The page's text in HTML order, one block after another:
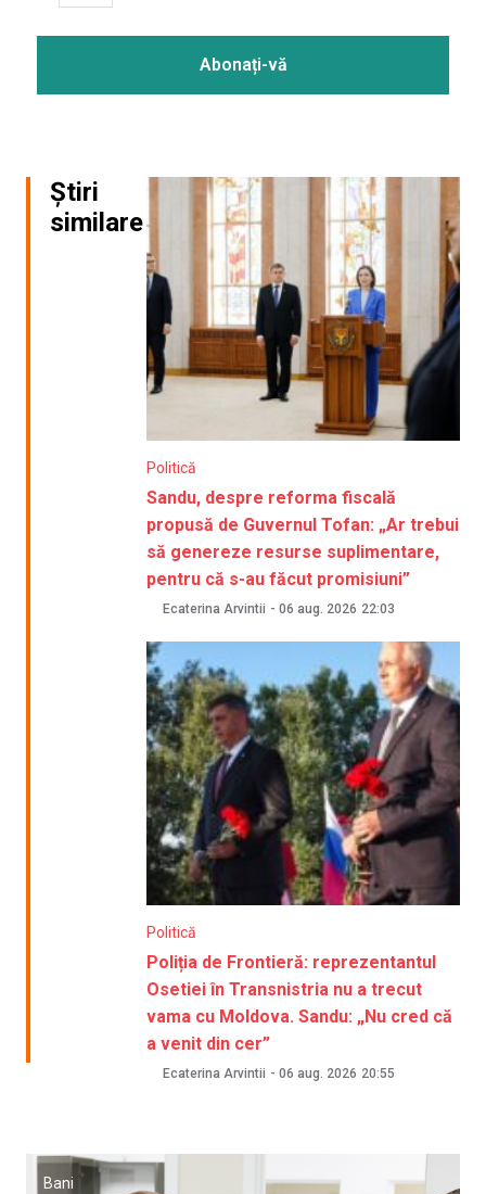
Știri
similare
Politică
Sandu, despre reforma fiscală
propusă de Guvernul Tofan: „Ar trebui
să genereze resurse suplimentare,
pentru că s-au făcut promisiuni”
Ecaterina Arvintii - 06 aug. 2026 22:03
Politică
Poliția de Frontieră: reprezentantul
Osetiei în Transnistria nu a trecut
vama cu Moldova. Sandu: „Nu cred că
a venit din cer”
Ecaterina Arvintii - 06 aug. 2026 20:55
Bani